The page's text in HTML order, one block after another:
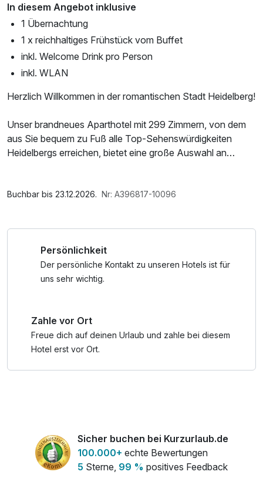
In diesem Angebot inklusive
1 Übernachtung
1 x reichhaltiges Frühstück vom Buffet
inkl. Welcome Drink pro Person
inkl. WLAN
Herzlich Willkommen in der romantischen Stadt Heidelberg!
Unser brandneues Aparthotel mit 299 Zimmern, von dem
aus Sie bequem zu Fuß alle Top-Sehenswürdigkeiten
Heidelbergs erreichen, bietet eine große Auswahl an
genießen Sie den Komfort und die Vorzüge Ihres eigenen
W-LAN Nutzung / Internetnutzung, Nutzung Öffentliches
Buchbar bis 23.12.2026. Nr: A396817-10096
Persönlichkeit
Der persönliche Kontakt zu unseren Hotels ist für
uns sehr wichtig.
Zahle vor Ort
Freue dich auf deinen Urlaub und zahle bei diesem
Hotel erst vor Ort.
Sicher buchen bei Kurzurlaub.de
100.000+ echte Bewertungen
5 Sterne, 99 % positives Feedback